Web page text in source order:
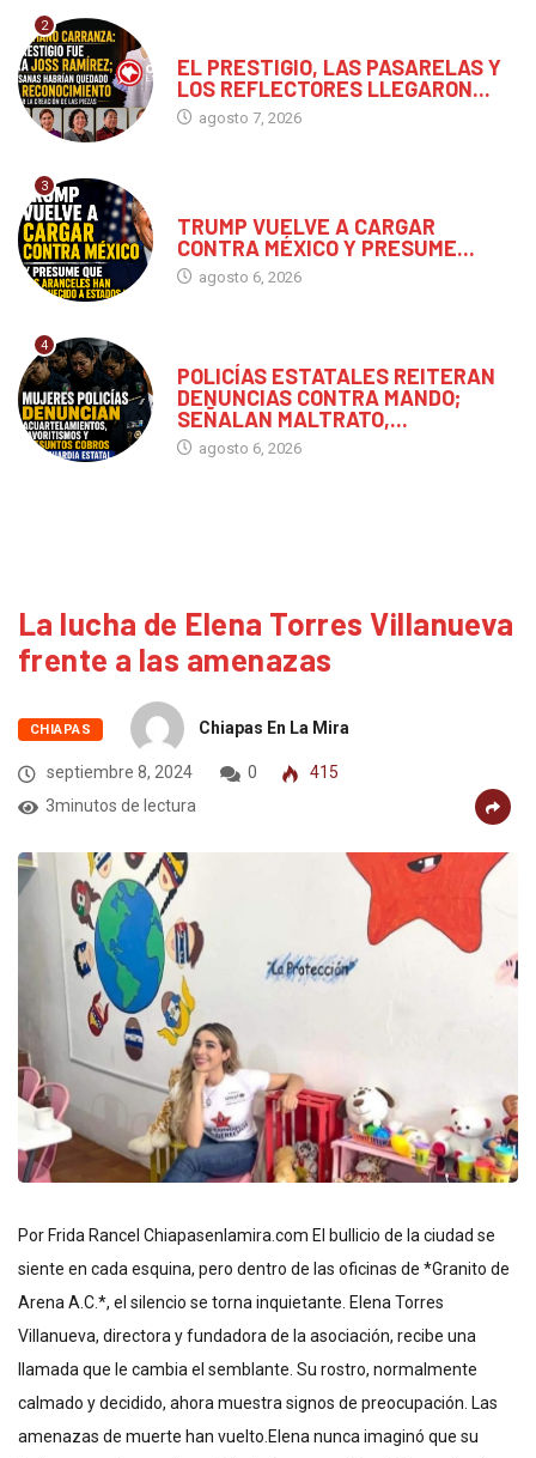
2
EL PRESTIGIO, LAS PASARELAS Y
LOS REFLECTORES LLEGARON...
agosto 7, 2026
3
TRUMP VUELVE A CARGAR
CONTRA MÉXICO Y PRESUME...
agosto 6, 2026
4
POLICÍAS ESTATALES REITERAN
DENUNCIAS CONTRA MANDO;
SEÑALAN MALTRATO,...
agosto 6, 2026
La lucha de Elena Torres Villanueva
frente a las amenazas
CHIAPAS Chiapas En La Mira
septiembre 8, 2024 0
415
3minutos de lectura
Por Frida Rancel Chiapasenlamira.com El bullicio de la ciudad se
siente en cada esquina, pero dentro de las oficinas de *Granito de
Arena A.C.*, el silencio se torna inquietante. Elena Torres
Villanueva, directora y fundadora de la asociación, recibe una
llamada que le cambia el semblante. Su rostro, normalmente
calmado y decidido, ahora muestra signos de preocupación. Las
amenazas de muerte han vuelto.Elena nunca imaginó que su